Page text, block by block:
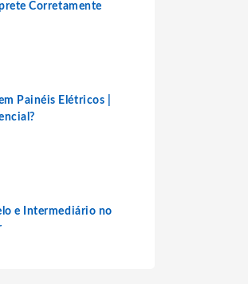
Corretamente
Painéis Elétricos |
e Intermediário no